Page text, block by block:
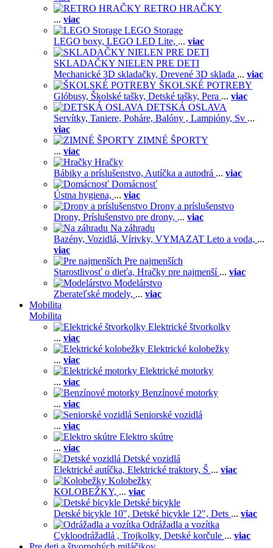
RETRO HRAČKY
... viac
LEGO Storage
LEGO boxy, LEGO LED Lite, ... viac
SKLADAČKY NIELEN PRE DETI
Mechanické 3D skladačky, Drevené 3D sklada ... viac
ŠKOLSKÉ POTREBY
Glóbusy, Školské tašky, Detské tašky, Pera ... viac
DETSKÁ OSLAVA
Servítky, Taniere, Poháre, Balóny , Lampióny, Sv ...
viac
ZIMNÉ ŠPORTY
... viac
Hračky
Bábiky a príslušenstvo, Autíčka a autodrá ... viac
Domácnosť
Ústna hygiena, ... viac
Drony a príslušenstvo
Drony, Príslušenstvo pre drony, ... viac
Na záhradu
Bazény, Vozidlá, Vírivky, VYMAZAT Leto a voda, ...
viac
Pre najmenších
Starostlivosť o dieťa, Hračky pre najmenší ... viac
Modelárstvo
Zberateľské modely, ... viac
Mobilita
Mobilita
Elektrické štvorkolky
... viac
Elektrické kolobežky
... viac
Elektrické motorky
... viac
Benzínové motorky
... viac
Seniorské vozidlá
... viac
Elektro skútre
... viac
Detské vozidlá
Elektrické autíčka, Elektrické traktory, Š ... viac
Kolobežky
KOLOBEŽKY, ... viac
Detské bicykle
Detské bicykle 10", Detské bicykle 12", Dets ... viac
Odrážadla a vozítka
Cykloodrážadlá , Trojkolky, Detské korčule ... viac